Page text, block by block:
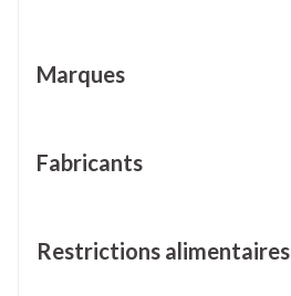
Marques
Fabricants
Restrictions alimentaires